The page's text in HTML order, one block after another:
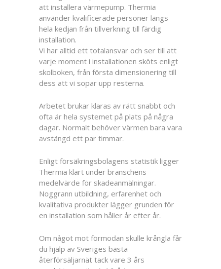
att installera värmepump. Thermia
använder kvalificerade personer längs
hela kedjan från tillverkning till färdig
installation.
Vi har alltid ett totalansvar och ser till att
varje moment i installationen sköts enligt
skolboken, från första dimensionering till
dess att vi sopar upp resterna.
Arbetet brukar klaras av rätt snabbt och
ofta är hela systemet på plats på några
dagar. Normalt behöver värmen bara vara
avstängd ett par timmar.
Enligt försäkringsbolagens statistik ligger
Thermia klart under branschens
medelvärde för skadeanmälningar.
Noggrann utbildning, erfarenhet och
kvalitativa produkter lägger grunden för
en installation som håller år efter år.
Om något mot förmodan skulle krångla får
du hjälp av Sveriges bästa
återförsäljarnät tack vare 3 års